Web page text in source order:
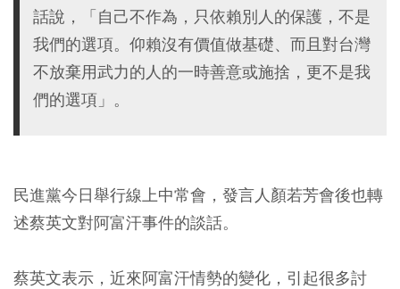
話說，「自己不作為，只依賴別人的保護，不是
我們的選項。仰賴沒有價值做基礎、而且對台灣
不放棄用武力的人的一時善意或施捨，更不是我
們的選項」。
民進黨今日舉行線上中常會，發言人顏若芳會後也轉
述蔡英文對阿富汗事件的談話。
蔡英文表示，近來阿富汗情勢的變化，引起很多討